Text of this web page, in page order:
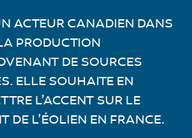
ACTEUR CANADIEN DANS
PRODUCTION
DE SOURCES
ELLE SOUHAITE EN
L’ACCENT SUR LE
DE L’ÉOLIEN EN FRANCE.